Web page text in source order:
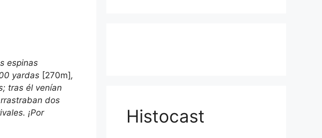
espinas
yardas [270m] ,
tras él venían
dos
¡Por
Histocast